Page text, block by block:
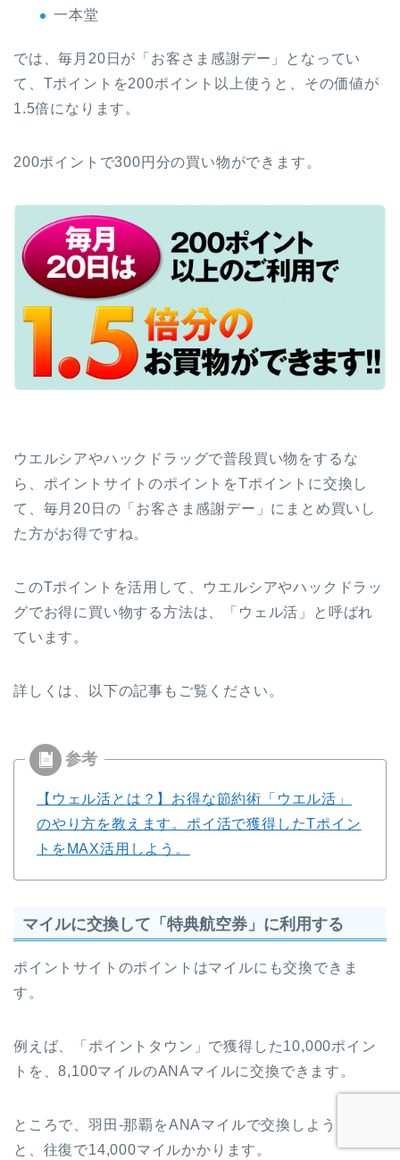
一本堂
では、毎月20日が「お客さま感謝デー」となってい
て、Tポイントを200ポイント以上使うと、その価値が
1.5倍になります。
200ポイントで300円分の買い物ができます。
ウエルシアやハックドラッグで普段買い物をするな
ら、ポイントサイトのポイントをTポイントに交換し
て、毎月20日の「お客さま感謝デー」にまとめ買いし
た方がお得ですね。
このTポイントを活用して、ウエルシアやハックドラッ
グでお得に買い物する方法は、「ウェル活」と呼ばれ
ています。
詳しくは、以下の記事もご覧ください。
【ウェル活とは？】お得な節約術「ウエル活」
のやり方を教えます。ポイ活で獲得したTポイン
トをMAX活用しよう。
マイルに交換して「特典航空券」に利用する
ポイントサイトのポイントはマイルにも交換できま
す。
例えば、「ポイントタウン」で獲得した10,000ポイン
トを、8,100マイルのANAマイルに交換できます。
ところで、羽田-那覇をANAマイルで交換しようとする
と、往復で14,000マイルかかります。